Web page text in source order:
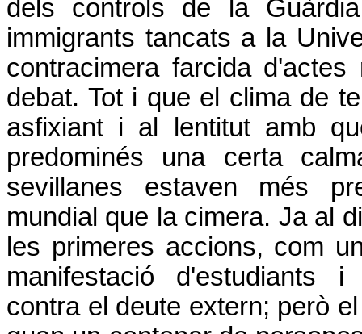
dels controls de la
immigrants tancats a la
contracimera farcida
debat. Tot i que el clima de
asfixiant i al lentitut amb
predominés una certa
sevillanes estaven més
mundial que la cimera. Ja al
les primeres accions, com
manifestació d'estudiants
contra el deute extern; però